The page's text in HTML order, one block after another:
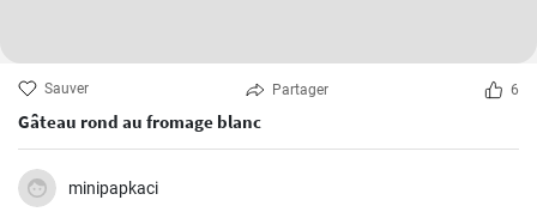
Sauver Partager 6
Gâteau rond au fromage blanc
minipapkaci